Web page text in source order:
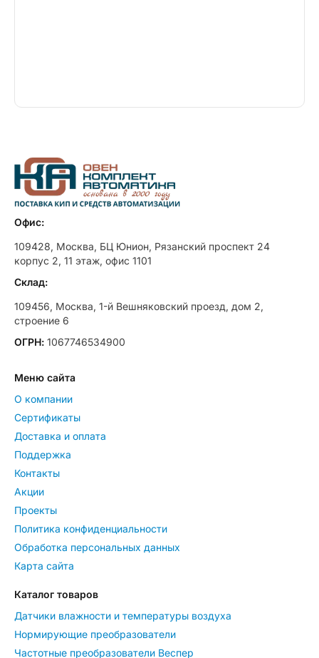
Офис:
109428, Москва, БЦ Юнион, Рязанский проспект 24
корпус 2, 11 этаж, офис 1101
Склад:
109456, Москва, 1-й Вешняковский проезд, дом 2,
строение 6
ОГРН: 1067746534900
Меню сайта
О компании
Сертификаты
Доставка и оплата
Поддержка
Контакты
Акции
Проекты
Политика конфиденциальности
Обработка персональных данных
Карта сайта
Каталог товаров
Датчики влажности и температуры воздуха
Нормирующие преобразователи
Частотные преобразователи Веспер